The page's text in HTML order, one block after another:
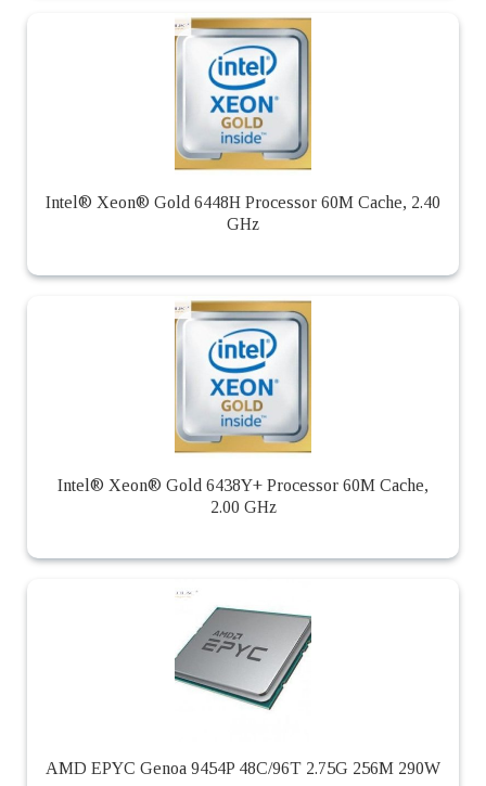
Intel® Xeon® Gold 6448H Processor 60M Cache, 2.40
GHz
Intel® Xeon® Gold 6438Y+ Processor 60M Cache,
2.00 GHz
AMD EPYC Genoa 9454P 48C/96T 2.75G 256M 290W